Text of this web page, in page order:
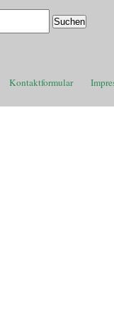
Kontaktformular